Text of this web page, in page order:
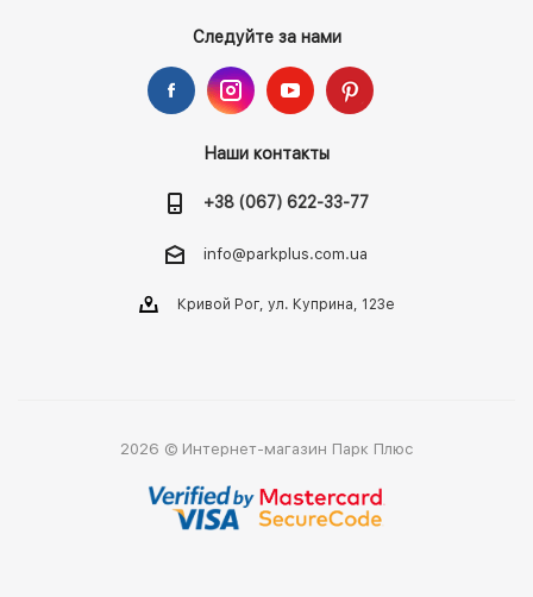
Следуйте за нами
Наши контакты
+38 (067) 622-33-77
info@parkplus.com.ua
Кривой Рог, ул. Куприна, 123е
2026 © Интернет-магазин Парк Плюс